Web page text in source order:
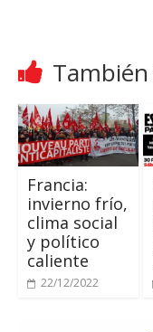
Francia:
invierno frío,
clima social
y político
caliente
22/12/2022